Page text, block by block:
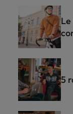
5